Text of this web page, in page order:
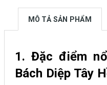
MÔ TẢ SẢN PHẨM
1. Đặc điểm
Bách Diệp Tây